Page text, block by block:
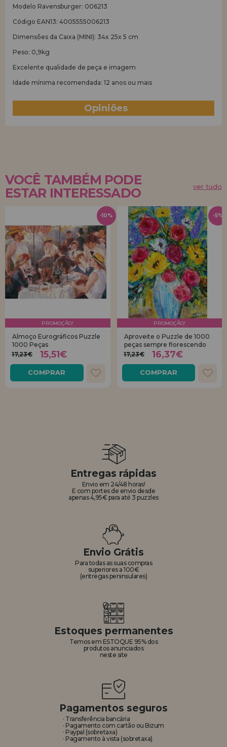
Modelo Ravensburger: 006213
Código EAN13: 4005555006213
Dimensões da Caixa (MINI): 34x 25x 5 cm
Peso: 0,9kg
Excelente qualidade de peça e imagem
Idade mínima recomendada: 12 anos ou mais
Opiniões
VOCÊ TAMBÉM PODE
ESTAR INTERESSADO
ver tudo
PROMOÇÃO!
Almoço Eurográficos Puzzle
1000 Peças
17,23€
15,51€
COMPRAR
-10%
PROMOÇÃO!
Aproveite o Puzzle de 1000
peças sempre florescendo
17,23€
16,37€
COMPRAR
-5%
Entregas rápidas
Envio em 24/48 horas!
E com portes de envio desde
apenas 4,95€ para até 3 puzzles
Envio Grátis
Para todas as suas compras
superiores a 100€
(entregas peninsulares)
Estoques permanentes
Temos em ESTOQUE 95% dos
produtos anunciados
neste site
Pagamentos seguros
· Transferência bancária
· Pagamento com cartão ou Bizum
· Paypal (sobretaxa)
· Pagamento à vista (sobretaxa)